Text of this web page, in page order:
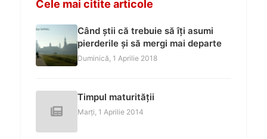
Cele mai citite articole
Când știi că trebuie să îți asumi
pierderile și să mergi mai departe
Duminică, 1 Aprilie 2018
Timpul maturității
Marți, 1 Aprilie 2014